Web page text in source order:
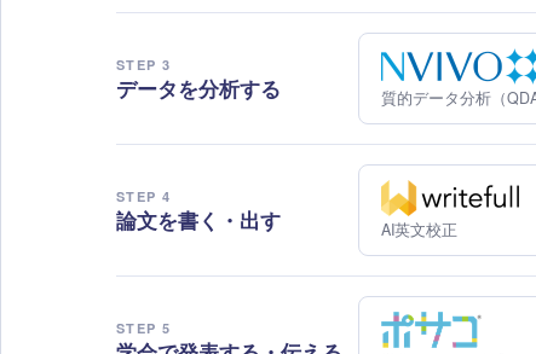
STEP 3
データを分析する 質的データ分析（QDA
STEP 4
論文を書く・出す AI英文校正
STEP 5